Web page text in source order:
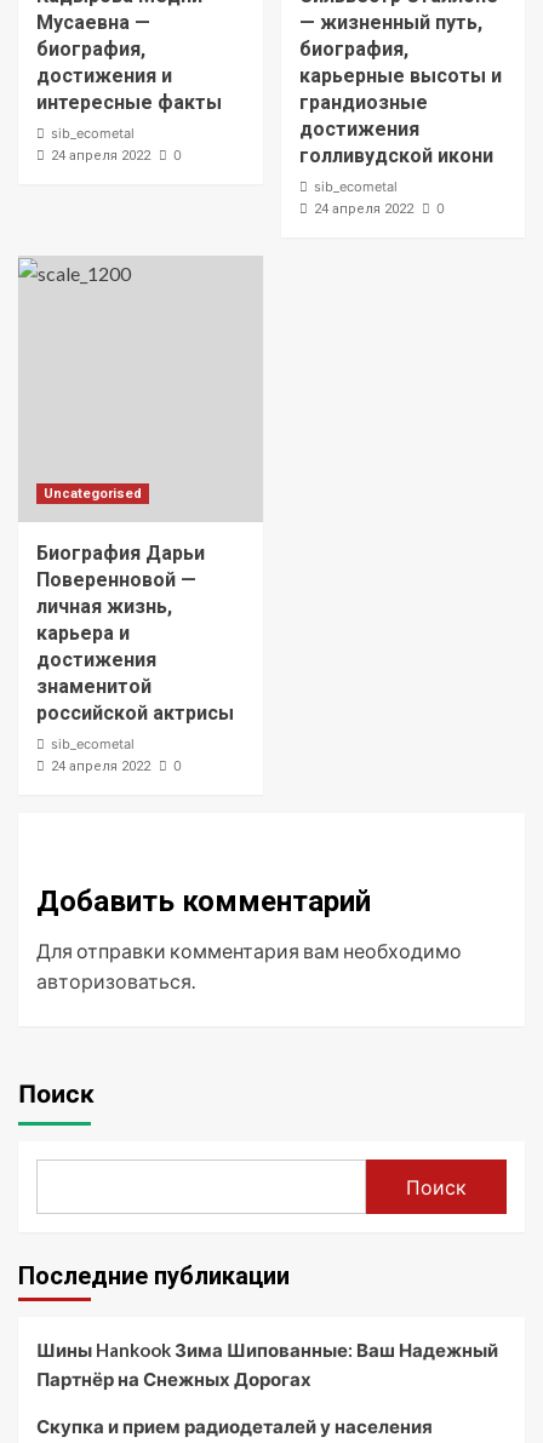
Мусаевна —
биография,
достижения и
интересные факты
sib_ecometal
24 апреля 2022 0
— жизненный путь,
биография,
карьерные высоты и
грандиозные
достижения
голливудской икони
sib_ecometal
24 апреля 2022 0
Uncategorised
Биография Дарьи
Поверенновой —
личная жизнь,
карьера и
достижения
знаменитой
российской актрисы
sib_ecometal
24 апреля 2022 0
Добавить комментарий
Для отправки комментария вам необходимо
авторизоваться.
Поиск
Поиск
Последние публикации
Шины Hankook Зима Шипованные: Ваш Надежный
Партнёр на Снежных Дорогах
Скупка и прием радиодеталей у населения